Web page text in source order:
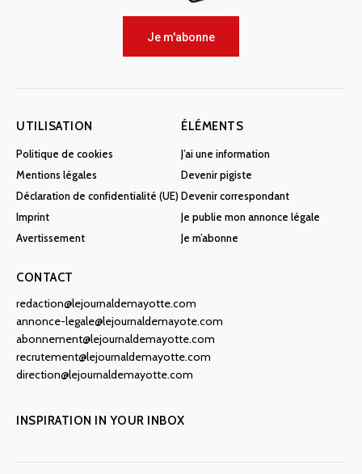
Je m'abonne
UTILISATION
Politique de cookies
Mentions légales
Déclaration de confidentialité (UE)
Imprint
Avertissement
ÉLÉMENTS
J’ai une information
Devenir pigiste
Devenir correspondant
Je publie mon annonce légale
Je m’abonne
CONTACT
redaction@lejournaldemayotte.com
annonce-legale@lejournaldemayote.com
abonnement@lejournaldemayotte.com
recrutement@lejournaldemayotte.com
direction@lejournaldemayotte.com
INSPIRATION IN YOUR INBOX